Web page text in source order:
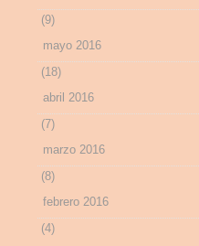
(9)
mayo 2016
(18)
abril 2016
(7)
marzo 2016
(8)
febrero 2016
(4)